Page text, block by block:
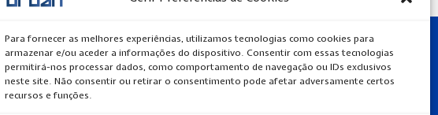
Para fornecer as melhores experiências, utilizamos tecnologias como cookies para
armazenar e/ou aceder a informações do dispositivo. Consentir com essas tecnologias
permitirá-nos processar dados, como comportamento de navegação ou IDs exclusivos
neste site. Não consentir ou retirar o consentimento pode afetar adversamente certos
recursos e funções.